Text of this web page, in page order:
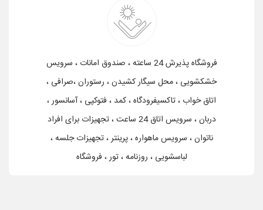
فروشگاه پذیرش 24 ساعته ، صندوق امانات ، سرویس
خشکشویی ، محل سیگار کشیدن ، رستوران ،صرافی ،
اتاق خواب ، تاکسیفرودگاه ، کمد ، فتوکپی ، آسانسور ،
دربان ، سرویس اتاق 24 ساعت ، تجهیزات برای افراد
ناتوان ، سرویس ماهواره ، پرینتر ، تجهیزات جلسه ،
لباسشویی ، روزنامه ، تور ، فروشگاه